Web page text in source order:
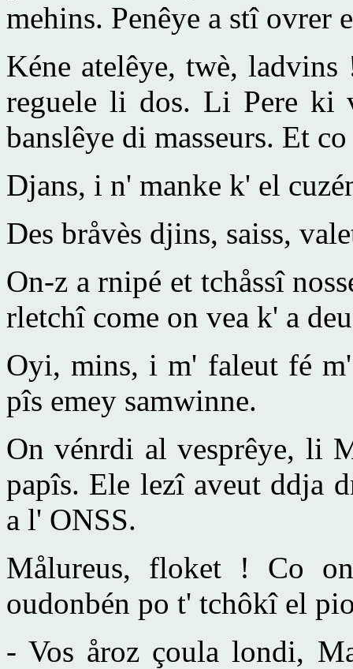
mehins. Penêye a stî ovrer
Kéne atelêye, twè,
reguele li dos. Li Pere ki
banslêye di masseurs. Et
Djans, i n' manke k' el
Des bråvès djins, saiss,
On-z a rnipé et tchåssî
rletchî come on vea k' a
Oyi, mins, i m' faleut fé
pîs emey samwinne.
On vénrdi al vesprêye, li
papîs. Ele lezî aveut ddja
a l' ONSS.
Målureus, floket ! Co
oudonbén po t' tchôkî el
- Vos åroz çoula londi,